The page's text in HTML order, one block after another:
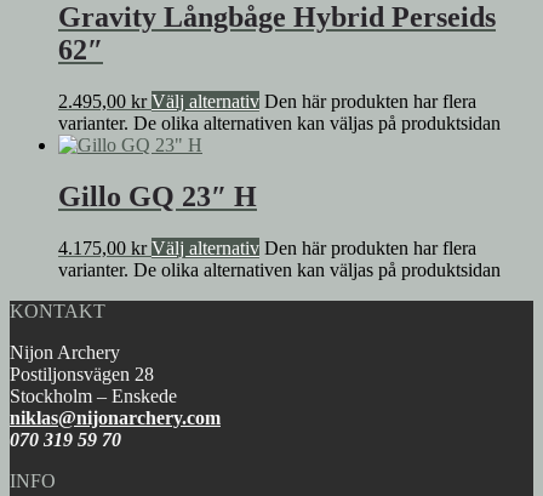
Gravity Långbåge Hybrid Perseids
62″
2.495,00 kr Välj alternativ Den här produkten har flera
varianter. De olika alternativen kan väljas på produktsidan
Gillo GQ 23″ H
4.175,00 kr Välj alternativ Den här produkten har flera
varianter. De olika alternativen kan väljas på produktsidan
KONTAKT
Nijon Archery
Postiljonsvägen 28
Stockholm – Enskede
niklas@nijonarchery.com
070 319 59 70
INFO